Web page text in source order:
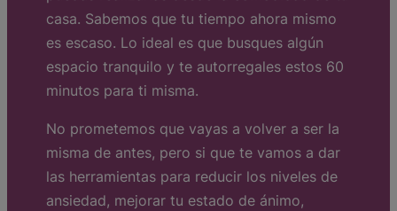
casa. Sabemos que tu tiempo ahora mismo
es escaso. Lo ideal es que busques algún
espacio tranquilo y te autorregales estos 60
minutos para ti misma.
No prometemos que vayas a volver a ser la
misma de antes, pero si que te vamos a dar
las herramientas para reducir los niveles de
ansiedad, mejorar tu estado de ánimo,